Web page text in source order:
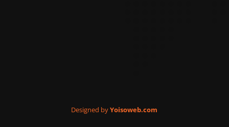
Designed byYoisoweb.com